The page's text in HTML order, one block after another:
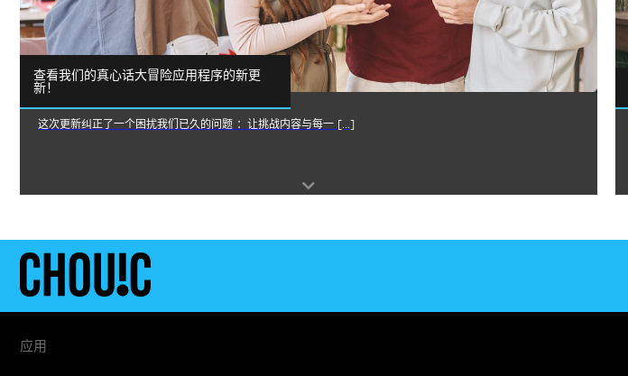
查看我们的真心话大冒险应用程序的新更
新！
这次更新纠正了一个困扰我们已久的问题 ：让挑战内容与每一 […]
应用